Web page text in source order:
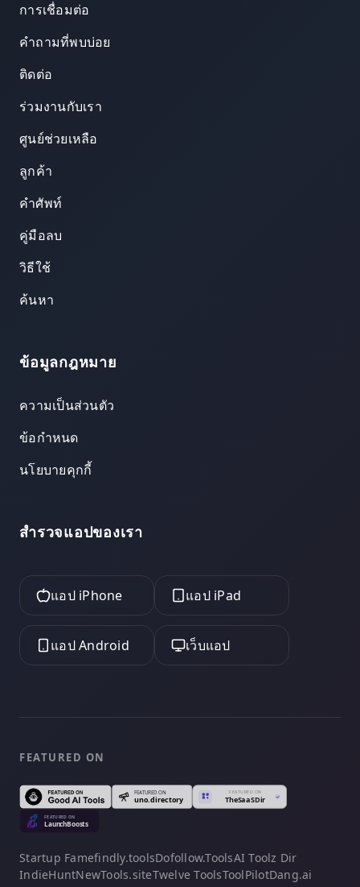
การเชื่อมต่อ
คำถามที่พบบ่อย
ติดต่อ
ร่วมงานกับเรา
ศูนย์ช่วยเหลือ
ลูกค้า
คำศัพท์
คู่มือลบ
วิธีใช้
ค้นหา
ข้อมูลกฎหมาย
ความเป็นส่วนตัว
ข้อกำหนด
นโยบายคุกกี้
สำรวจแอปของเรา
แอป iPhone แอป iPad
แอป Android เว็บแอป
FEATURED ON
Startup Famefindly.toolsDofollow.ToolsAI Toolz Dir
IndieHuntNewTools.siteTwelve ToolsToolPilotDang.ai